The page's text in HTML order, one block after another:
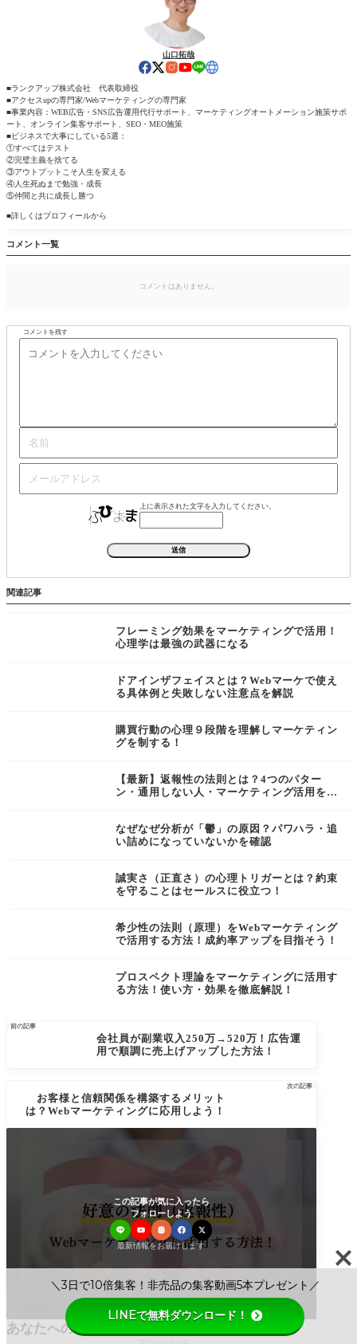
山口拓哉
■ランクアップ株式会社 代表取締役
■アクセスupの専門家/Webマーケティングの専門家
■事業内容：WEB広告・SNS広告運用代行サポート、マーケティングオートメーション施策サポ
ート、オンライン集客サポート、SEO・MEO施策
■ビジネスで大事にしている5選：
①すべてはテスト
②完璧主義を捨てる
③アウトプットこそ人生を変える
④人生死ぬまで勉強・成長
⑤仲間と共に成長し勝つ
■詳しくはプロフィールから
コメント一覧
コメントはありません。
コメントを残す
上に表示された文字を入力してください。
関連記事
フレーミング効果をマーケティングで活用！
心理学は最強の武器になる
ドアインザフェイスとは？Webマーケで使え
る具体例と失敗しない注意点を解説
購買行動の心理９段階を理解しマーケティン
グを制する！
【最新】返報性の法則とは？4つのパター
ン・通用しない人・マーケティング活用を解
なぜなぜ分析が「鬱」の原因？パワハラ・追
い詰めになっていないかを確認
誠実さ（正直さ）の心理トリガーとは？約束
を守ることはセールスに役立つ！
希少性の法則（原理）をWebマーケティング
で活用する方法！成約率アップを目指そう！
プロスペクト理論をマーケティングに活用す
る方法！使い方・効果を徹底解説！
前の記事
会社員が副業収入250万→520万！広告運
用で順調に売上げアップした方法！
次の記事
お客様と信頼関係を構築するメリット
は？Webマーケティングに応用しよう！
この記事が気に入ったら
フォローしよう
最新情報をお届けします
あなたへのおすすめ
＼3日で10倍集客！非売品の集客動画5本プレゼント／
LINEで無料ダウンロード！